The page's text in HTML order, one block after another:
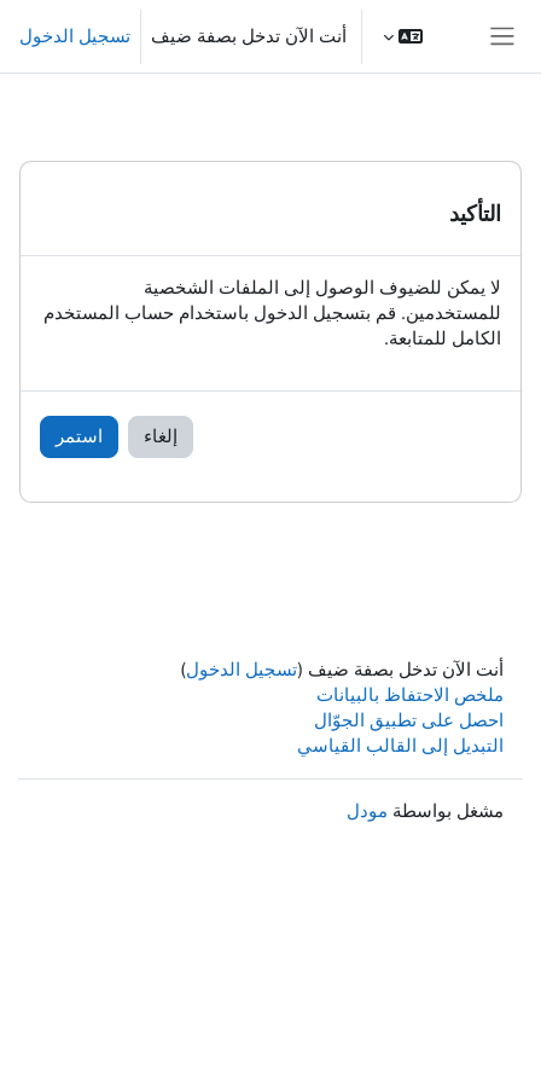
تخطى إلى المحتوى الرئيسي
أنت الآن تدخل بصفة ضيف تسجيل الدخول
التأكيد
لا يمكن للضيوف الوصول إلى الملفات الشخصية
للمستخدمين. قم بتسجيل الدخول باستخدام حساب المستخدم
الكامل للمتابعة.
إلغاء استمر
أنت الآن تدخل بصفة ضيف (تسجيل الدخول)
ملخص الاحتفاظ بالبيانات
احصل على تطبيق الجوّال
التبديل إلى القالب القياسي
مشغل بواسطة مودل